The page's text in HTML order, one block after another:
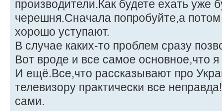
производители.Как будете ехать уже
черешня.Сначала попробуйте,а потом
хорошо уступают.
В случае каких-то проблем сразу
Вот вроде и все самое основное,что я
И ещё.Все,что рассказывают про
телевизору практически все
сами.